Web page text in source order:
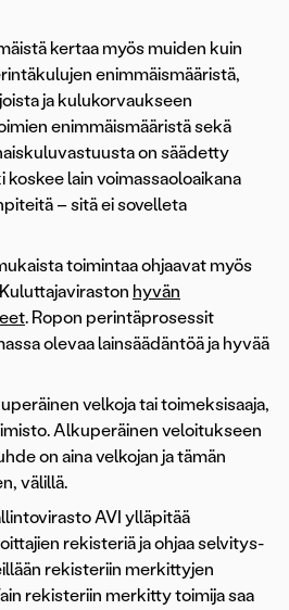
kertaa myös muiden kuin
enimmäismääristä,
ja kulukorvaukseen
enimmäismääristä sekä
on säädetty
koskee lain voimassaoloaikana
– sitä ei sovelleta
toimintaa ohjaavat myös
hyvän
. Ropon perintäprosessit
olevaa lainsäädäntöä ja hyvää
velkoja tai toimeksisaaja,
Alkuperäinen veloitukseen
on aina velkojan ja tämän
välillä.
AVI ylläpitää
rekisteriä ja ohjaa selvitys-
rekisteriin merkittyjen
rekisteriin merkitty toimija saa